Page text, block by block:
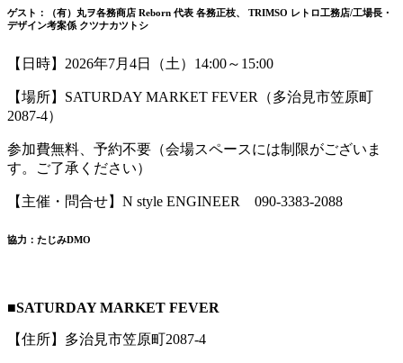
ゲスト：（有）丸ヲ各務商店 Reborn 代表 各務正枝、 TRIMSO レトロ工務店/工場長・
デザイン考案係 クツナカツトシ
【日時】2026年7月4日（土）14:00～15:00
【場所】SATURDAY MARKET FEVER（多治見市笠原町
2087-4）
参加費無料、予約不要（会場スペースには制限がございま
す。ご了承ください）
【主催・問合せ】N style ENGINEER 090-3383-2088
協力：たじみDMO
■SATURDAY MARKET FEVER
【住所】多治見市笠原町2087-4